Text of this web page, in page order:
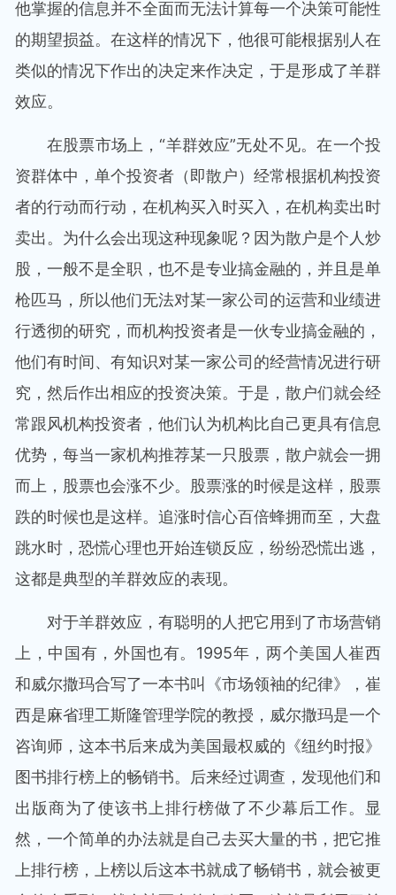
他掌握的信息并不全面而无法计算每一个决策可能性
的期望损益。在这样的情况下，他很可能根据别人在
类似的情况下作出的决定来作决定，于是形成了羊群
效应。
在股票市场上，“羊群效应”无处不见。在一个投
资群体中，单个投资者（即散户）经常根据机构投资
者的行动而行动，在机构买入时买入，在机构卖出时
卖出。为什么会出现这种现象呢？因为散户是个人炒
股，一般不是全职，也不是专业搞金融的，并且是单
枪匹马，所以他们无法对某一家公司的运营和业绩进
行透彻的研究，而机构投资者是一伙专业搞金融的，
他们有时间、有知识对某一家公司的经营情况进行研
究，然后作出相应的投资决策。于是，散户们就会经
常跟风机构投资者，他们认为机构比自己更具有信息
优势，每当一家机构推荐某一只股票，散户就会一拥
而上，股票也会涨不少。股票涨的时候是这样，股票
跌的时候也是这样。追涨时信心百倍蜂拥而至，大盘
跳水时，恐慌心理也开始连锁反应，纷纷恐慌出逃，
这都是典型的羊群效应的表现。
对于羊群效应，有聪明的人把它用到了市场营销
上，中国有，外国也有。1995年，两个美国人崔西
和威尔撒玛合写了一本书叫《市场领袖的纪律》，崔
西是麻省理工斯隆管理学院的教授，威尔撒玛是一个
咨询师，这本书后来成为美国最权威的《纽约时报》
图书排行榜上的畅销书。后来经过调查，发现他们和
出版商为了使该书上排行榜做了不少幕后工作。显
然，一个简单的办法就是自己去买大量的书，把它推
上排行榜，上榜以后这本书就成了畅销书，就会被更